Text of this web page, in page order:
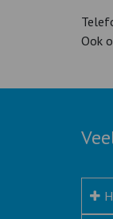
Ook